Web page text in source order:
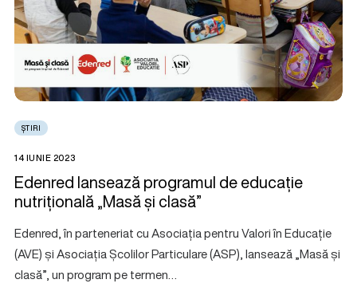
ȘTIRI
14 IUNIE 2023
Edenred lansează programul de educație
nutrițională „Masă și clasă”
Edenred, în parteneriat cu Asociația pentru Valori în Educație
(AVE) și Asociația Școlilor Particulare (ASP), lansează „Masă și
clasă”, un program pe termen…